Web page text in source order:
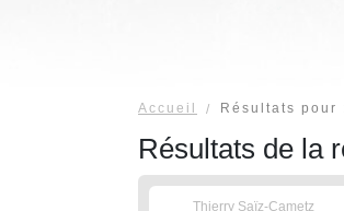
Accueil Résultats pour
Résultats de la